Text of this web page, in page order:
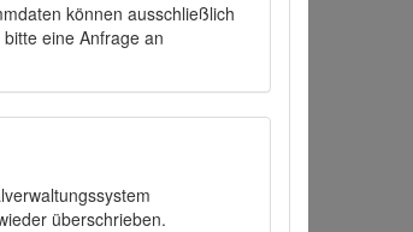
können ausschließlich
eine Anfrage an
überschrieben.